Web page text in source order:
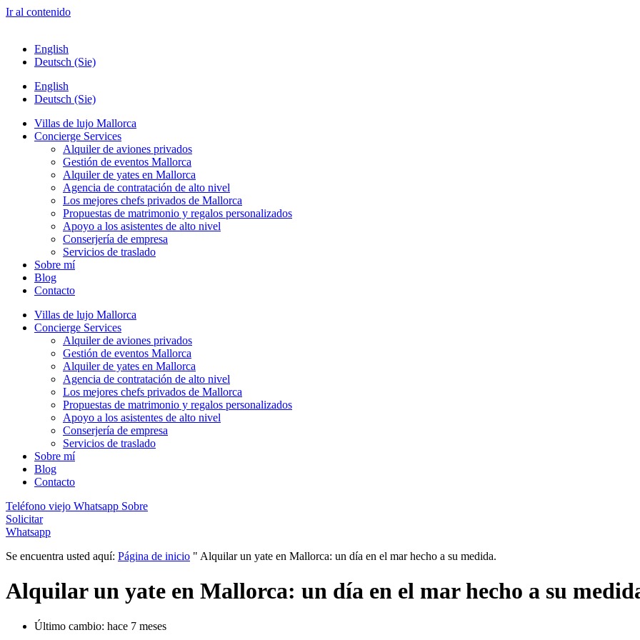
Ir al contenido
English
Deutsch (Sie)
English
Deutsch (Sie)
Villas de lujo Mallorca
Concierge Services
Alquiler de aviones privados
Gestión de eventos Mallorca
Alquiler de yates en Mallorca
Agencia de contratación de alto nivel
Los mejores chefs privados de Mallorca
Propuestas de matrimonio y regalos personalizados
Apoyo a los asistentes de alto nivel
Conserjería de empresa
Servicios de traslado
Sobre mí
Blog
Contacto
Villas de lujo Mallorca
Concierge Services
Alquiler de aviones privados
Gestión de eventos Mallorca
Alquiler de yates en Mallorca
Agencia de contratación de alto nivel
Los mejores chefs privados de Mallorca
Propuestas de matrimonio y regalos personalizados
Apoyo a los asistentes de alto nivel
Conserjería de empresa
Servicios de traslado
Sobre mí
Blog
Contacto
Teléfono viejo Whatsapp Sobre
Solicitar
Whatsapp
Se encuentra usted aquí: Página de inicio " Alquilar un yate en Mallorca: un día en el mar hecho a su medida.
Alquilar un yate en Mallorca: un día en el mar hecho a su
Último cambio: hace 7 meses